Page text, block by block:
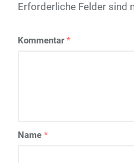
Erforderliche Felder sind
Kommentar*
Name *